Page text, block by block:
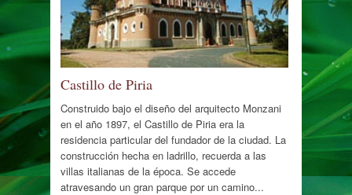
Castillo de Piria
Construido bajo el diseño del arquitecto Monzani
en el año 1897, el Castillo de Piria era la
residencia particular del fundador de la ciudad. La
construcción hecha en ladrillo, recuerda a las
villas italianas de la época. Se accede
atravesando un gran parque por un camino...